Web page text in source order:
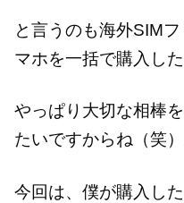
と言うのも海外SIM
マホを一括で購入した
やっぱり大切な相棒
たいですからね（笑）
今回は、僕が購入し